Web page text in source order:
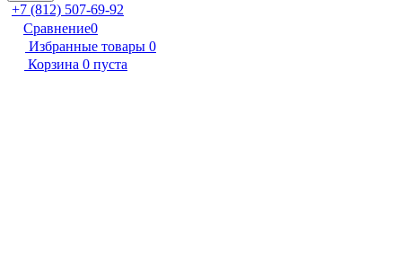
+7 (812) 507-69-92
Сравнение0
Избранные товары 0
Корзина 0 пуста